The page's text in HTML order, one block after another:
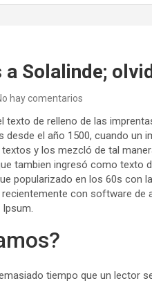
a Solalinde;
hay comentarios
texto de relleno de las
el año 1500, cuando un
y los mezcló de tal
tambien ingresó como texto
popularizado en los 60s con
con software de
tiempo que un lector